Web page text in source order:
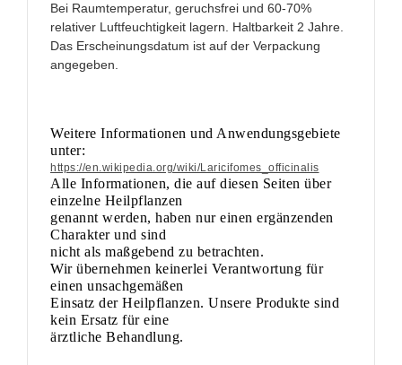
Bei Raumtemperatur, geruchsfrei und 60-70%
relativer Luftfeuchtigkeit lagern. Haltbarkeit 2 Jahre.
Das Erscheinungsdatum ist auf der Verpackung
angegeben.
Weitere Informationen und Anwendungsgebiete
unter:
https://en.wikipedia.org/wiki/Laricifomes_officinalis
Alle Informationen, die auf diesen Seiten über
einzelne Heilpflanzen
genannt werden, haben nur einen ergänzenden
Charakter und sind
nicht als maßgebend zu betrachten.
Wir übernehmen keinerlei Verantwortung für
einen unsachgemäßen
Einsatz der Heilpflanzen. Unsere Produkte sind
kein Ersatz für eine
ärztliche Behandlung.